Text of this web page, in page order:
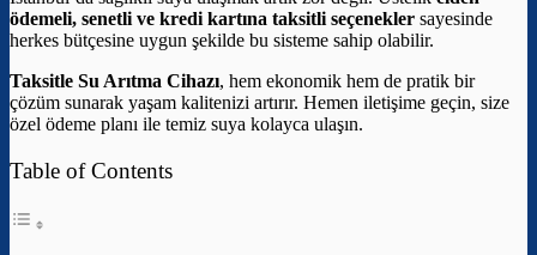
ödemeli, senetli ve kredi kartına taksitli seçenekler sayesinde
herkes bütçesine uygun şekilde bu sisteme sahip olabilir.
Taksitle Su Arıtma Cihazı, hem ekonomik hem de pratik bir
çözüm sunarak yaşam kalitenizi artırır. Hemen iletişime geçin, size
özel ödeme planı ile temiz suya kolayca ulaşın.
Table of Contents